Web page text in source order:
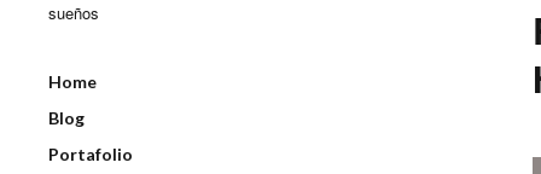
sueños
Home
Blog
Portafolio